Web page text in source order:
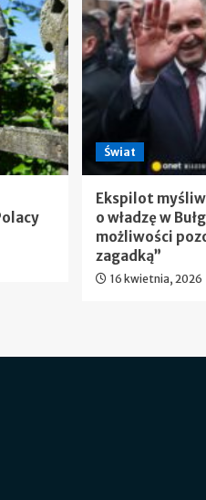
Świat
Ekspilot
o władzę w
możliwości
zagadką”
16 kwietnia, 2026